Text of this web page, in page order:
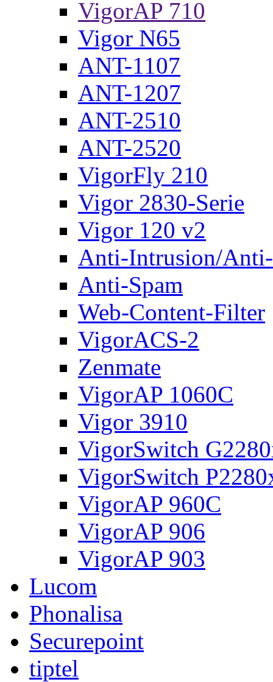
VigorAP 710
Vigor N65
ANT-1107
ANT-1207
ANT-2510
ANT-2520
VigorFly 210
Vigor 2830-Serie
Vigor 120 v2
Anti-Intrusion/
Anti-Spam
Web-Content-Filter
VigorACS-2
Zenmate
VigorAP 1060C
Vigor 3910
VigorSwitch
VigorSwitch
VigorAP 960C
VigorAP 906
VigorAP 903
Lucom
Phonalisa
Securepoint
tiptel